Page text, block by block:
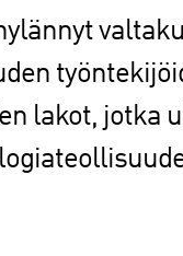
lakot, jotka